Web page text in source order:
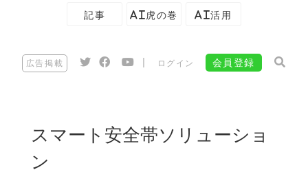
記事 AI虎の巻 AI活用
広告掲載 ログイン 会員登録
スマート安全帯ソリューショ
ン